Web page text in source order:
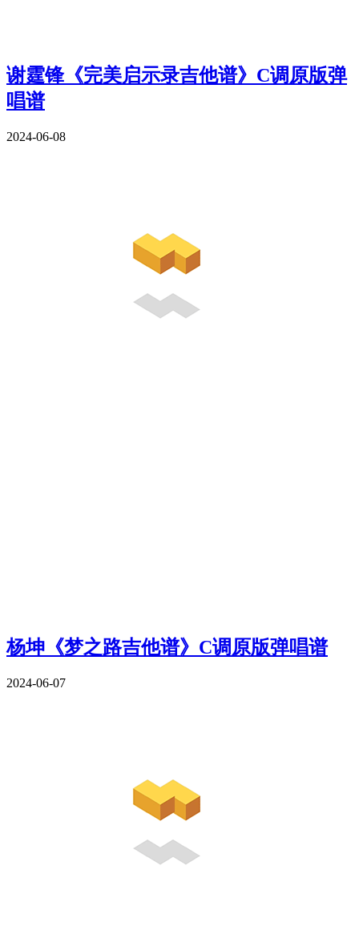
谢霆锋《完美启示录吉他谱》C调原版弹
唱谱
2024-06-08
杨坤《梦之路吉他谱》C调原版弹唱谱
2024-06-07